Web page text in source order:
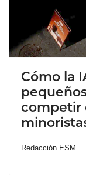
Cómo la
competir
Redacción ESM